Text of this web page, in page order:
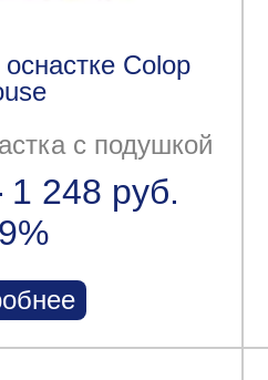
Colop
с подушкой
1 248 руб.